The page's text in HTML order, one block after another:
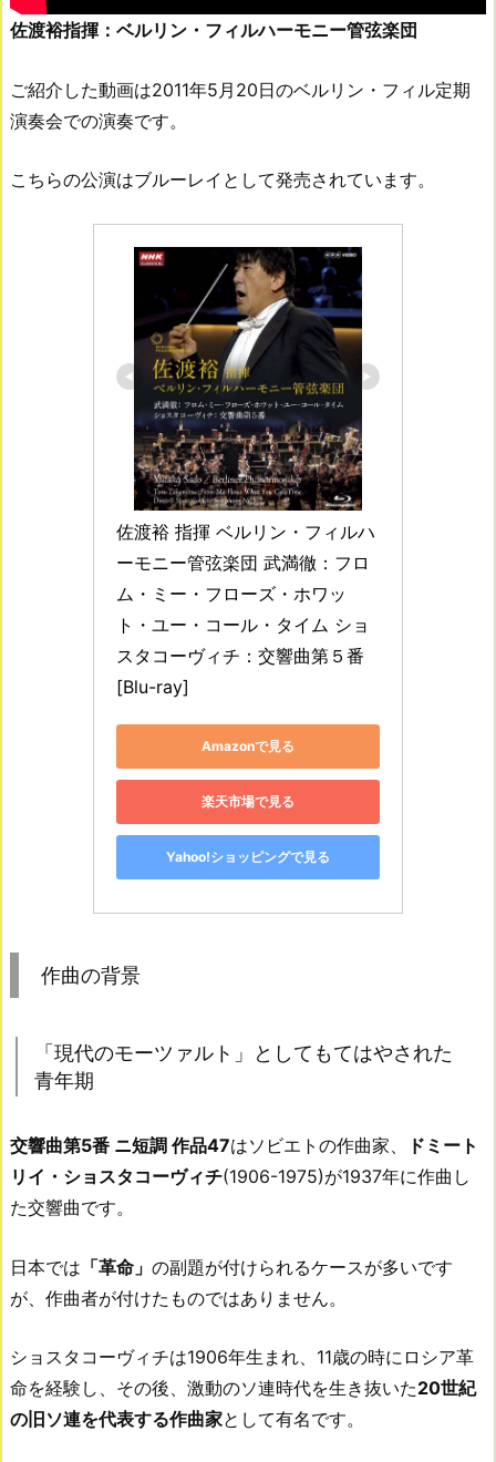
佐渡裕指揮：ベルリン・フィルハーモニー管弦楽団
ご紹介した動画は2011年5月20日のベルリン・フィル定期
演奏会での演奏です。
こちらの公演はブルーレイとして発売されています。
佐渡裕 指揮 ベルリン・フィルハ
ーモニー管弦楽団 武満徹：フロ
ム・ミー・フローズ・ホワッ
ト・ユー・コール・タイム ショ
スタコーヴィチ：交響曲第５番
[Blu-ray]
Amazonで見る
楽天市場で見る
Yahoo!ショッピングで見る
作曲の背景
「現代のモーツァルト」としてもてはやされた
青年期
交響曲第5番 ニ短調 作品47はソビエトの作曲家、
ドミート
リイ・ショスタコーヴィチ(1906-1975)が1937年に作曲し
た交響曲です。
日本では 「革命」 の副題が付けられるケースが多いです
が、作曲者が付けたものではありません。
ショスタコーヴィチは1906年生まれ、11歳の時にロシア革
命を経験し、その後、激動のソ連時代を生き抜いた20世紀
の旧ソ連を代表する作曲家として有名です。